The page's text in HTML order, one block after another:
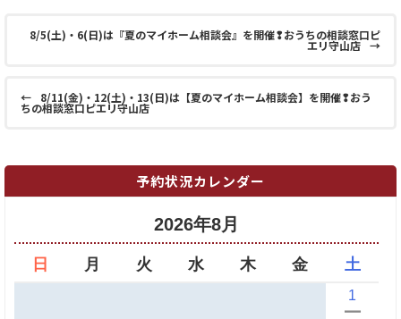
8/5(土)・6(日)は『夏のマイホーム相談会』を開催❢おうちの相談窓口ピ
エリ守山店 →
← 8/11(金)・12(土)・13(日)は【夏のマイホーム相談会】を開催❢おう
ちの相談窓口ピエリ守山店
予約状況カレンダー
2026年8月
日 月 火 水 木 金 土
1
ー